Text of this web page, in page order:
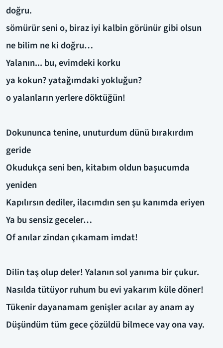
doğru.
sömürür seni o, biraz iyi kalbin görünür gibi olsun
ne bilim ne ki doğru…
Yalanın... bu, evimdeki korku
ya kokun? yatağımdaki yokluğun?
o yalanların yerlere döktüğün!
Dokununca tenine, unuturdum dünü bırakırdım
geride
Okudukça seni ben, kitabım oldun başucumda
yeniden
Kapılırsın dediler, ilacımdın sen şu kanımda eriyen
Ya bu sensiz geceler…
Of anılar zindan çıkamam imdat!
Dilin taş olup deler! Yalanın sol yanıma bir çukur.
Nasılda tütüyor ruhum bu evi yakarım küle döner!
Tükenir dayanamam genişler acılar ay anam ay
Düşündüm tüm gece çözüldü bilmece vay ona vay.